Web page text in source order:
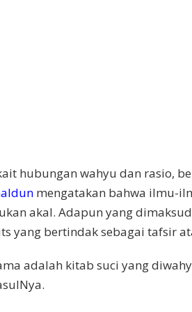
hubungan wahyu dan rasio,
mengatakan bahwa ilmu-
akal. Adapun yang
yang bertindak sebagai tafsir
adalah kitab suci yang